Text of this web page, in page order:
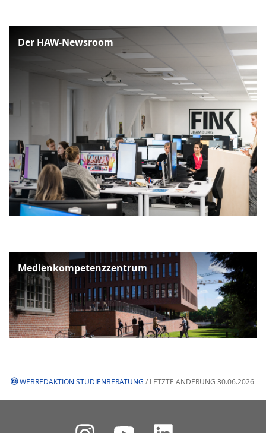
Medienkompetenzzentrum
Der HAW-Newsroom
WEBREDAKTION STUDIENBERATUNG / LETZTE ÄNDERUNG 30.06.2026